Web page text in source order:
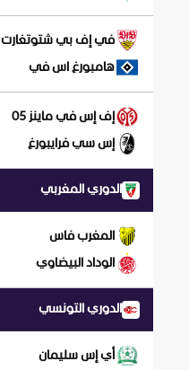
في إف بي شتوتغارت
هامبورغ اس في
إف إس في ماينز 05
إس سي فرايبورغ
الدوري المغربي
المغرب فاس
الوداد البيضاوي
الدوري التونسي
أي إس سليمان